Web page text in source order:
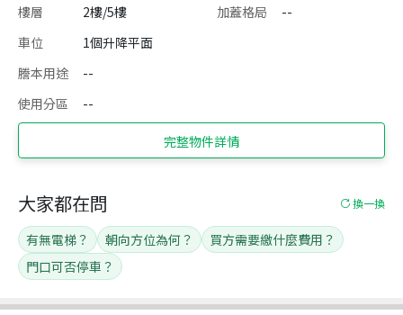
樓層
2樓/5樓 加蓋格局
--
車位
1個升降平面
謄本用途
--
使用分區
--
完整物件詳情
大家都在問 換一換
有無電梯？ 朝向方位為何？
買方需要繳什麼費用？
門口可否停車？